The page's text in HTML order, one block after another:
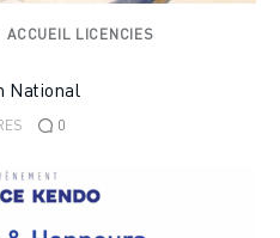
ACCUEIL LICENCIES
National
0